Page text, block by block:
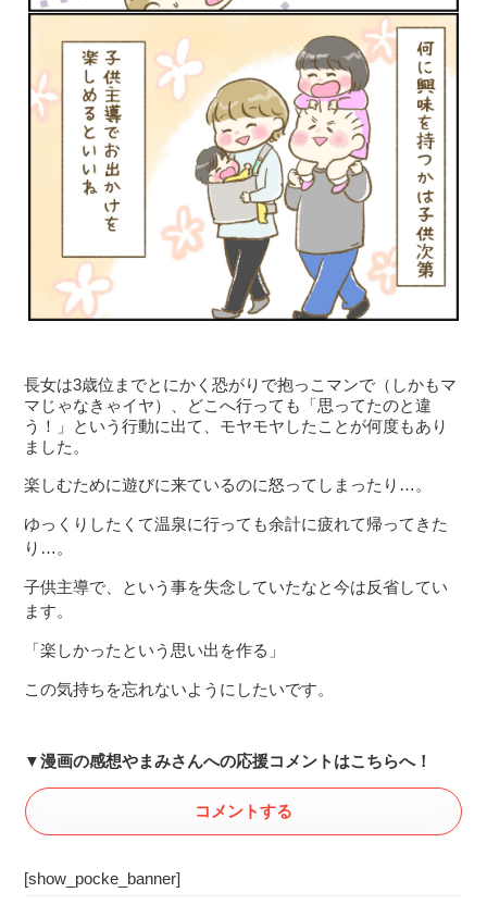
長女は3歳位までとにかく恐がりで抱っこマンで（しかもマ
マじゃなきゃイヤ）、どこへ行っても「思ってたのと違
う！」という行動に出て、モヤモヤしたことが何度もあり
ました。
楽しむために遊びに来ているのに怒ってしまったり…。
ゆっくりしたくて温泉に行っても余計に疲れて帰ってきた
り…。
子供主導で、という事を失念していたなと今は反省してい
ます。
「楽しかったという思い出を作る」
この気持ちを忘れないようにしたいです。
▼漫画の感想やまみさんへの応援コメントはこちらへ！
コメントする
[show_pocke_banner]